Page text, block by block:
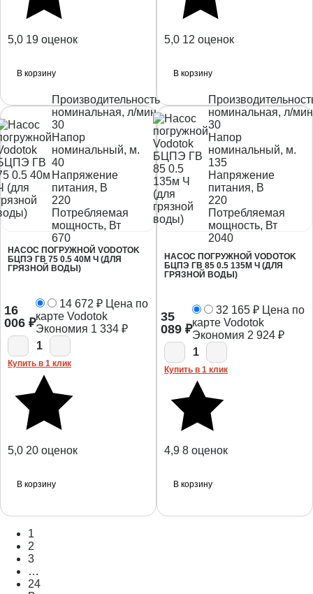
5,0 19 оценок
В корзину
5,0 12 оценок
В корзину
Производительность
номинальная, л/мин.
30
Напор
номинальный, м.
40
Напряжение
питания, В
220
Потребляемая
мощность, Вт
670
НАСОС ПОГРУЖНОЙ VODOTOK
БЦПЭ ГВ 75 0.5 40М Ч (ДЛЯ
ГРЯЗНОЙ ВОДЫ)
16
006 ₽
14 672 ₽ Цена по
карте Vodotok
Экономия 1 334 ₽
1
Купить в 1 клик
5,0 20 оценок
В корзину
номинальная, л/
30
Напор
номинальный, м.
135
Напряжение
питания, В
220
Потребляемая
мощность, Вт
2040
НАСОС ПОГРУЖНОЙ VODOTOK
БЦПЭ ГВ 85 0.5 135М Ч (ДЛЯ
ГРЯЗНОЙ ВОДЫ)
35
089 ₽
32 165 ₽ Цена по
карте Vodotok
Экономия 2 924 ₽
1
Купить в 1 клик
4,9 8 оценок
В корзину
1
2
3
…
24